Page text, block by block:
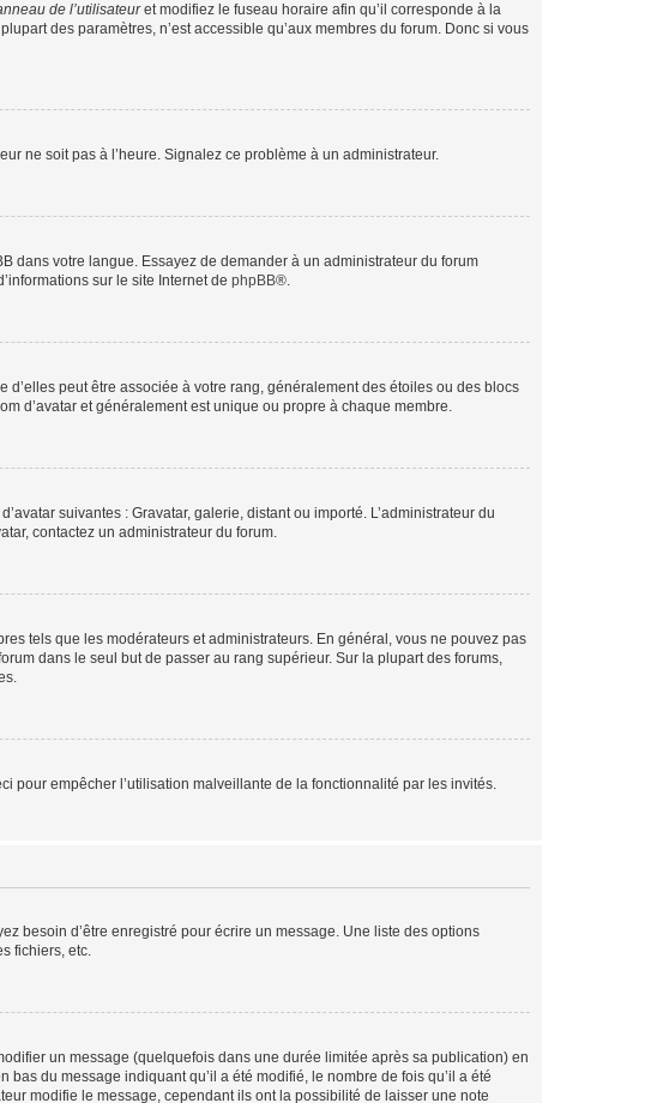
de l’utilisateuret modifiez le fuseau horaire afin qu’il corresponde à la
des paramètres, n’est accessible qu’aux membres du forum. Donc si vous
ne soit pas à l’heure. Signalez ce problème à un administrateur.
dans votre langue. Essayez de demander à un administrateur du forum
sur le site Internet de phpBB®.
d’elles peut être associée à votre rang, généralement des étoiles ou des blocs
d’avatar et généralement est unique ou propre à chaque membre.
suivantes : Gravatar, galerie, distant ou importé. L’administrateur du
contactez un administrateur du forum.
tels que les modérateurs et administrateurs. En général, vous ne pouvez pas
dans le seul but de passer au rang supérieur. Sur la plupart des forums,
pour empêcher l’utilisation malveillante de la fonctionnalité par les invités.
besoin d’être enregistré pour écrire un message. Une liste des options
fichiers, etc.
un message (quelquefois dans une durée limitée après sa publication) en
du message indiquant qu’il a été modifié, le nombre de fois qu’il a été
modifie le message, cependant ils ont la possibilité de laisser une note